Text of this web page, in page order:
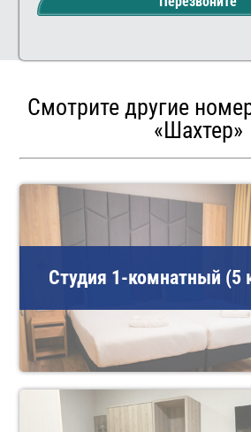
Смотрите другие
«Шахтер»
Студия 1-комнатный (5